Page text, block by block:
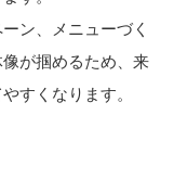
ン、メニューづく
が掴めるため、来
すくなります。